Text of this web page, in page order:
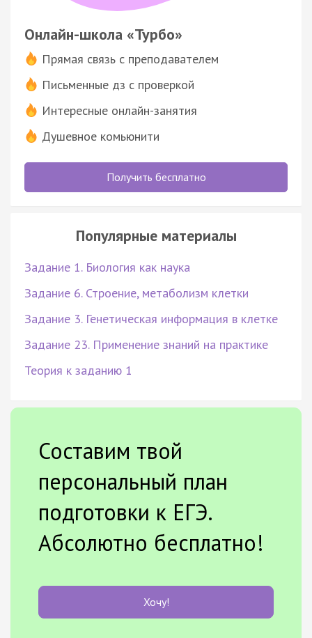
Онлайн-школа «Турбо»
Прямая связь с преподавателем
Письменные дз с проверкой
Интересные онлайн-занятия
Душевное комьюнити
Получить бесплатно
Популярные материалы
Задание 1. Биология как наука
Задание 6. Строение, метаболизм клетки
Задание 3. Генетическая информация в клетке
Задание 23. Применение знаний на практике
Теория к заданию 1
Составим твой
персональный план
подготовки к ЕГЭ.
Абсолютно бесплатно!
Хочу!